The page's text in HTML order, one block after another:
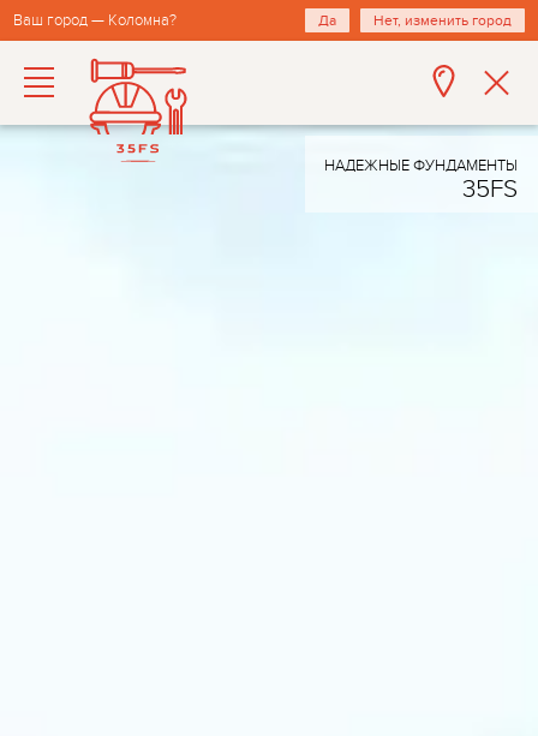
Ваш город — Коломна? Да Нет, изменить город
НАДЕЖНЫЕ ФУНДАМЕНТЫ
35FS